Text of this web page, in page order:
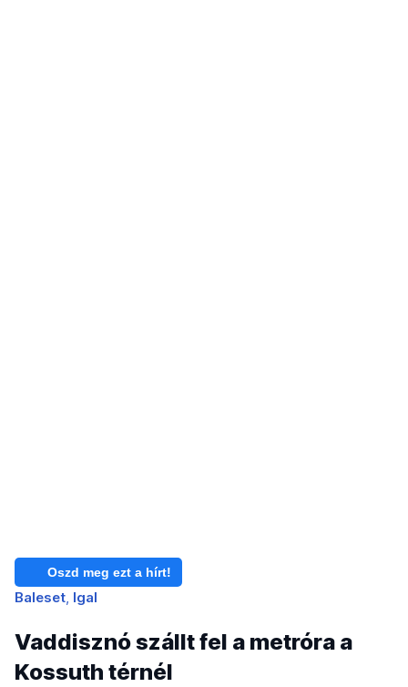
Oszd meg ezt a hírt!
Baleset Igal
Vaddisznó szállt fel a metróra a
Kossuth térnél